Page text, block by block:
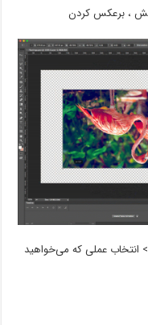
روی EDIT کلیک کن > کلیک روی Transform > انتخاب عملی که می‌خواهید